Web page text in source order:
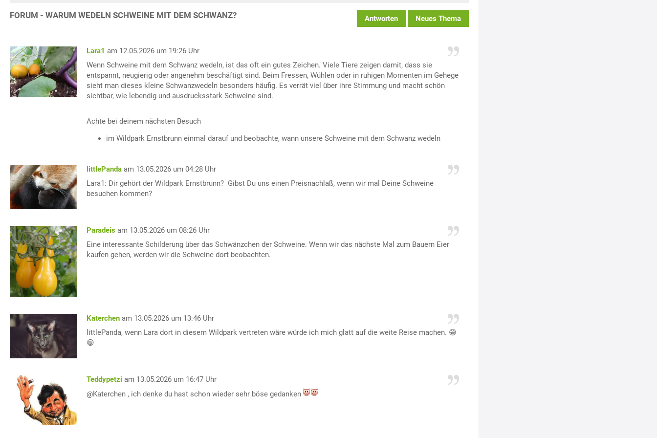
FORUM - WARUM WEDELN SCHWEINE MIT DEM SCHWANZ? Antworten Neues Thema
Lara1 am 12.05.2026 um 19:26 Uhr
Wenn Schweine mit dem Schwanz wedeln, ist das oft ein gutes Zeichen. Viele Tiere zeigen damit, dass sie
entspannt, neugierig oder angenehm beschäftigt sind. Beim Fressen, Wühlen oder in ruhigen Momenten im Gehege
sieht man dieses kleine Schwanzwedeln besonders häufig. Es verrät viel über ihre Stimmung und macht schön
sichtbar, wie lebendig und ausdrucksstark Schweine sind.
Achte bei deinem nächsten Besuch
im Wildpark Ernstbrunn einmal darauf und beobachte, wann unsere Schweine mit dem Schwanz wedeln
littlePanda am 13.05.2026 um 04:28 Uhr
Lara1: Dir gehört der Wildpark Ernstbrunn? Gibst Du uns einen Preisnachlaß, wenn wir mal Deine Schweine
besuchen kommen?
Paradeis am 13.05.2026 um 08:26 Uhr
Eine interessante Schilderung über das Schwänzchen der Schweine. Wenn wir das nächste Mal zum Bauern Eier
kaufen gehen, werden wir die Schweine dort beobachten.
Katerchen am 13.05.2026 um 13:46 Uhr
littlePanda, wenn Lara dort in diesem Wildpark vertreten wäre würde ich mich glatt auf die weite Reise machen. 😁
😁
Teddypetzi am 13.05.2026 um 16:47 Uhr
@Katerchen , ich denke du hast schon wieder sehr böse gedanken